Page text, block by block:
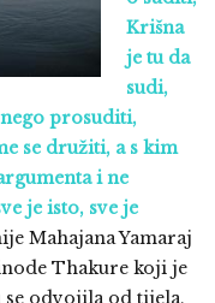
Krišna
je tu da
sudi,
prosuditi,
se družiti, a s kim
i ne
je isto, sve je
Mahajana Yamaraj
Thakure koji je
odvojila od tijela,